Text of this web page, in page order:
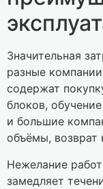
Значительная
разные
содержат
блоков,
и большие
объёмы, возврат
Нежелание
замедляет